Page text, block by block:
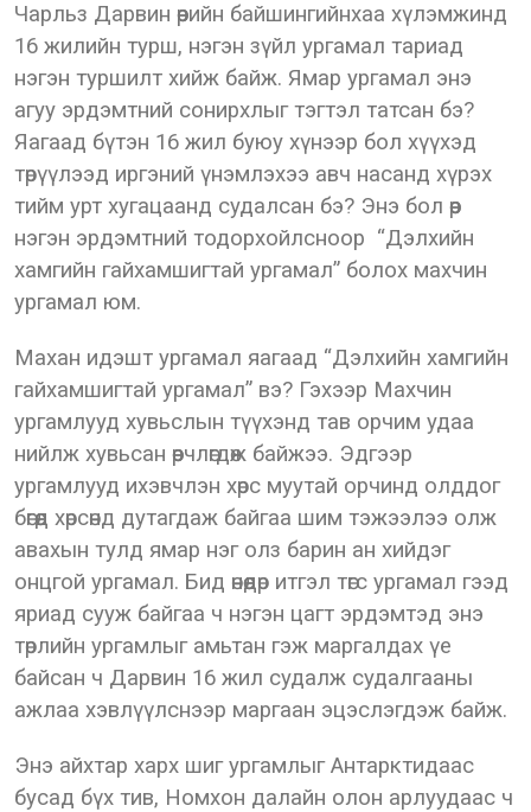
Чарльз Дарвин өөрийн байшингийнхаа хүлэмжинд
16 жилийн турш, нэгэн зүйл ургамал тариад
нэгэн туршилт хийж байж. Ямар ургамал энэ
агуу эрдэмтний сонирхлыг тэгтэл татсан бэ?
Яагаад бүтэн 16 жил буюу хүнээр бол хүүхэд
төрүүлээд иргэний үнэмлэхээ авч насанд хүрэх
тийм урт хугацаанд судалсан бэ? Энэ бол өөр
нэгэн эрдэмтний тодорхойлсноор “Дэлхийн
хамгийн гайхамшигтай ургамал” болох махчин
ургамал юм.
Махан идэшт ургамал яагаад “Дэлхийн хамгийн
гайхамшигтай ургамал” вэ? Гэхээр Махчин
ургамлууд хувьслын түүхэнд тав орчим удаа
нийлж хувьсан өөрчлөгдөж байжээ. Эдгээр
ургамлууд ихэвчлэн хөрс муутай орчинд олддог
бөгөөд хөрсөнд дутагдаж байгаа шим тэжээлээ олж
авахын тулд ямар нэг олз барин ан хийдэг
онцгой ургамал. Бид өнөөдөр итгэл төгс ургамал гээд
яриад сууж байгаа ч нэгэн цагт эрдэмтэд энэ
төрлийн ургамлыг амьтан гэж маргалдах үе
байсан ч Дарвин 16 жил судалж судалгааны
ажлаа хэвлүүлснээр маргаан эцэслэгдэж байж.
Энэ айхтар харх шиг ургамлыг Антарктидаас
бусад бүх тив, Номхон далайн олон арлуудаас ч